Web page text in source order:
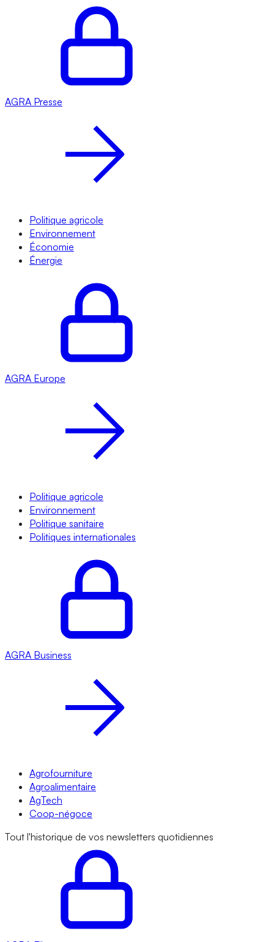
AGRA Presse
Politique agricole
Environnement
Économie
Énergie
AGRA Europe
Politique agricole
Environnement
Politique sanitaire
Politiques internationales
AGRA Business
Agrofourniture
Agroalimentaire
AgTech
Coop-négoce
Tout l'historique de vos newsletters quotidiennes